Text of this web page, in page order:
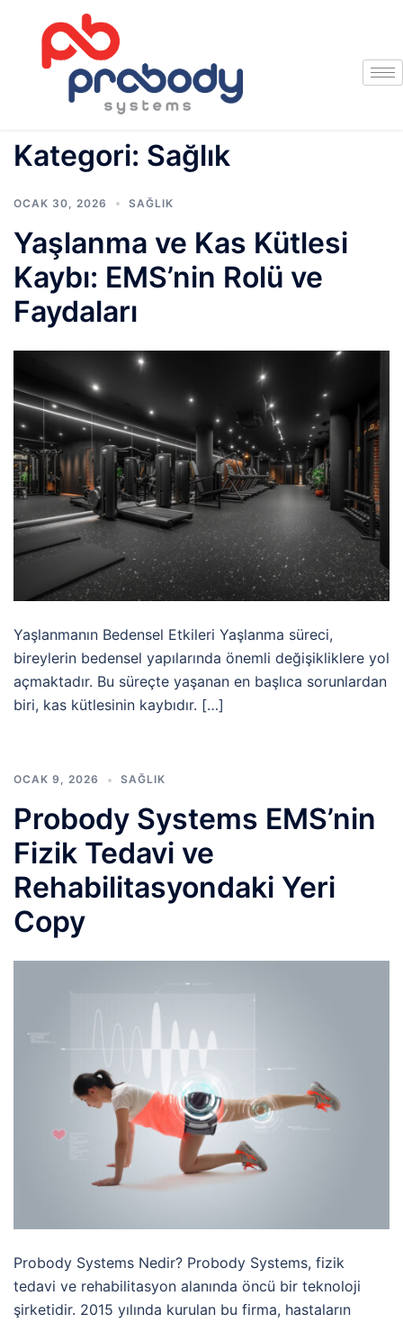
Kategori: Sağlık
OCAK 30, 2026 SAĞLIK
Yaşlanma ve Kas Kütlesi
Kaybı: EMS’nin Rolü ve
Faydaları
Yaşlanmanın Bedensel Etkileri Yaşlanma süreci,
bireylerin bedensel yapılarında önemli değişikliklere yol
açmaktadır. Bu süreçte yaşanan en başlıca sorunlardan
biri, kas kütlesinin kaybıdır. […]
OCAK 9, 2026 SAĞLIK
Probody Systems EMS’nin
Fizik Tedavi ve
Rehabilitasyondaki Yeri
Copy
Probody Systems Nedir? Probody Systems, fizik
tedavi ve rehabilitasyon alanında öncü bir teknoloji
şirketidir. 2015 yılında kurulan bu firma, hastaların